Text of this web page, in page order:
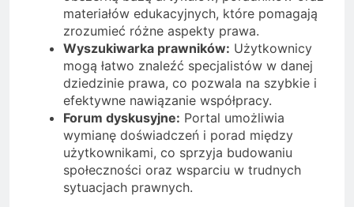
materiałów edukacyjnych, które pomagają
zrozumieć różne aspekty prawa.
Wyszukiwarka prawników: Użytkownicy
mogą łatwo znaleźć specjalistów w danej
dziedzinie prawa, co pozwala na szybkie i
efektywne nawiązanie współpracy.
Forum dyskusyjne: Portal umożliwia
wymianę doświadczeń i porad między
użytkownikami, co sprzyja budowaniu
społeczności oraz wsparciu w trudnych
sytuacjach prawnych.